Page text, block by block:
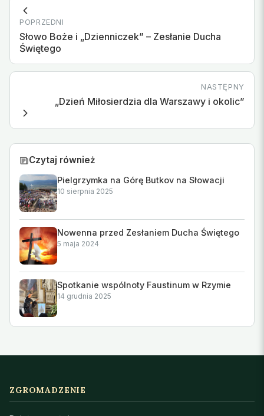
POPRZEDNI
Słowo Boże i „Dzienniczek” – Zesłanie Ducha
Świętego
NASTĘPNY
„Dzień Miłosierdzia dla Warszawy i okolic”
Czytaj również
Pielgrzymka na Górę Butkov na Słowacji
10 sierpnia 2025
Nowenna przed Zesłaniem Ducha Świętego
5 maja 2024
Spotkanie wspólnoty Faustinum w Rzymie
14 grudnia 2025
ZGROMADZENIE